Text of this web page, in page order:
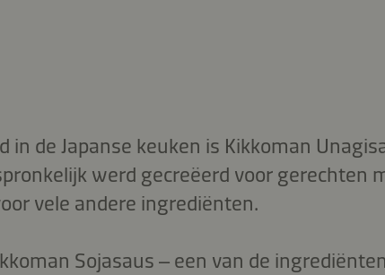
de Japanse keuken is Kikkoman
werd gecreëerd voor gerechten
vele andere ingrediënten.
Sojasaus – een van de